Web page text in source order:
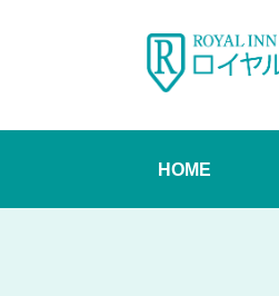
HOME